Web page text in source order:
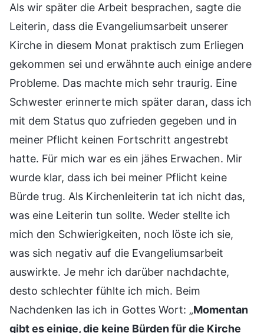
Als wir später die Arbeit besprachen, sagte die
Leiterin, dass die Evangeliumsarbeit unserer
Kirche in diesem Monat praktisch zum Erliegen
gekommen sei und erwähnte auch einige andere
Probleme. Das machte mich sehr traurig. Eine
Schwester erinnerte mich später daran, dass ich
mit dem Status quo zufrieden gegeben und in
meiner Pflicht keinen Fortschritt angestrebt
hatte. Für mich war es ein jähes Erwachen. Mir
wurde klar, dass ich bei meiner Pflicht keine
Bürde trug. Als Kirchenleiterin tat ich nicht das,
was eine Leiterin tun sollte. Weder stellte ich
mich den Schwierigkeiten, noch löste ich sie,
was sich negativ auf die Evangeliumsarbeit
auswirkte. Je mehr ich darüber nachdachte,
desto schlechter fühlte ich mich. Beim
Nachdenken las ich in Gottes Wort: „Momentan
gibt es einige, die keine Bürden für die Kirche